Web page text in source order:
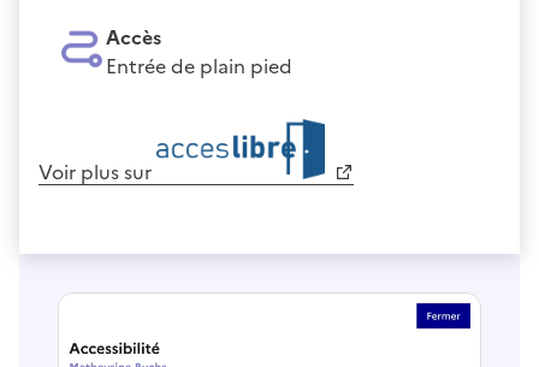
Accès
Entrée de plain pied
Voir plus sur